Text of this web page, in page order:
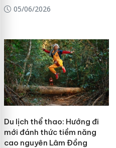
05/06/2026
Du lịch thể thao: Hướng đi
mới đánh thức tiềm năng
cao nguyên Lâm Đồng